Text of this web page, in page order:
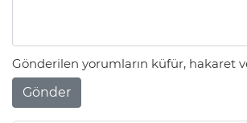
Gönderilen yorumların küfür, hakaret
Gönder